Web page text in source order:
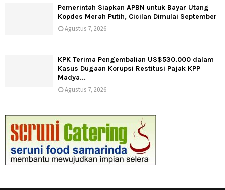
Pemerintah Siapkan APBN untuk Bayar Utang
Kopdes Merah Putih, Cicilan Dimulai September
Agustus 7, 2026
KPK Terima Pengembalian US$530.000 dalam
Kasus Dugaan Korupsi Restitusi Pajak KPP
Madya...
Agustus 7, 2026